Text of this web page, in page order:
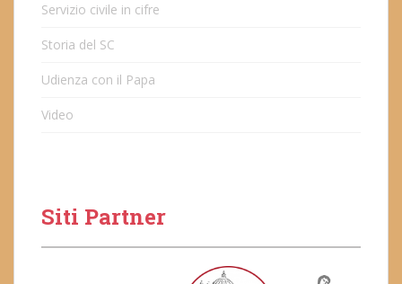
Servizio civile in cifre
Storia del SC
Udienza con il Papa
Video
Siti Partner